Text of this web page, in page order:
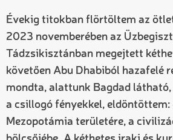
Évekig titokban flörtöltem az
2023 novemberében az
Tádzsikisztánban megejtett
követően Abu Dhabiból hazafelé
mondta, alattunk Bagdad
a csillogó fényekkel,
Mezopotámia területére, a